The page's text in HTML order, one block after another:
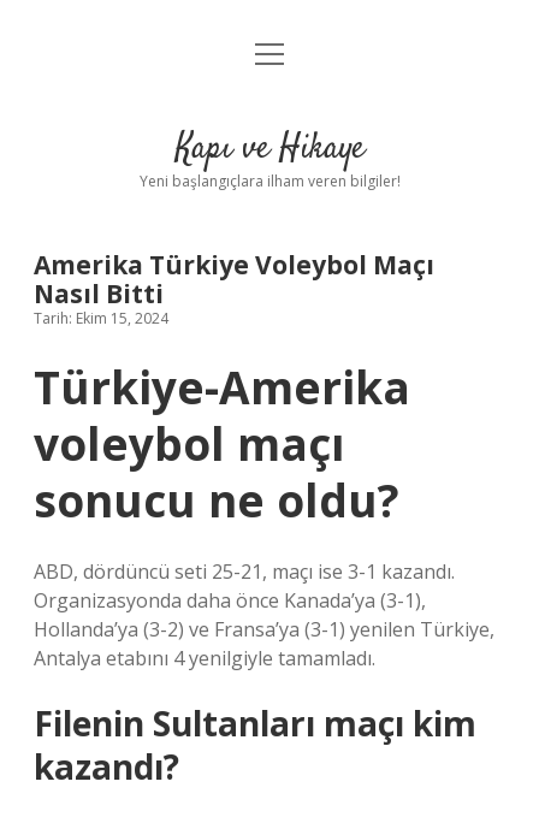
Anasayfa
Yasal Uyarı
menüyü
Kapı ve Hikaye
Yeni başlangıçlara ilham veren bilgiler!
Amerika Türkiye Voleybol Maçı
Nasıl Bitti
Tarih: Ekim 15, 2024
Türkiye-Amerika
voleybol maçı
sonucu ne oldu?
ABD, dördüncü seti 25-21, maçı ise 3-1 kazandı.
Organizasyonda daha önce Kanada’ya (3-1),
Hollanda’ya (3-2) ve Fransa’ya (3-1) yenilen Türkiye,
Antalya etabını 4 yenilgiyle tamamladı.
Filenin Sultanları maçı kim
kazandı?